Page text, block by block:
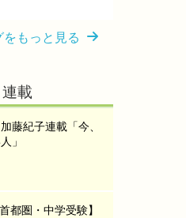
もっと見る
載
藤紀子連載「今、
」
都圏・中学受験】